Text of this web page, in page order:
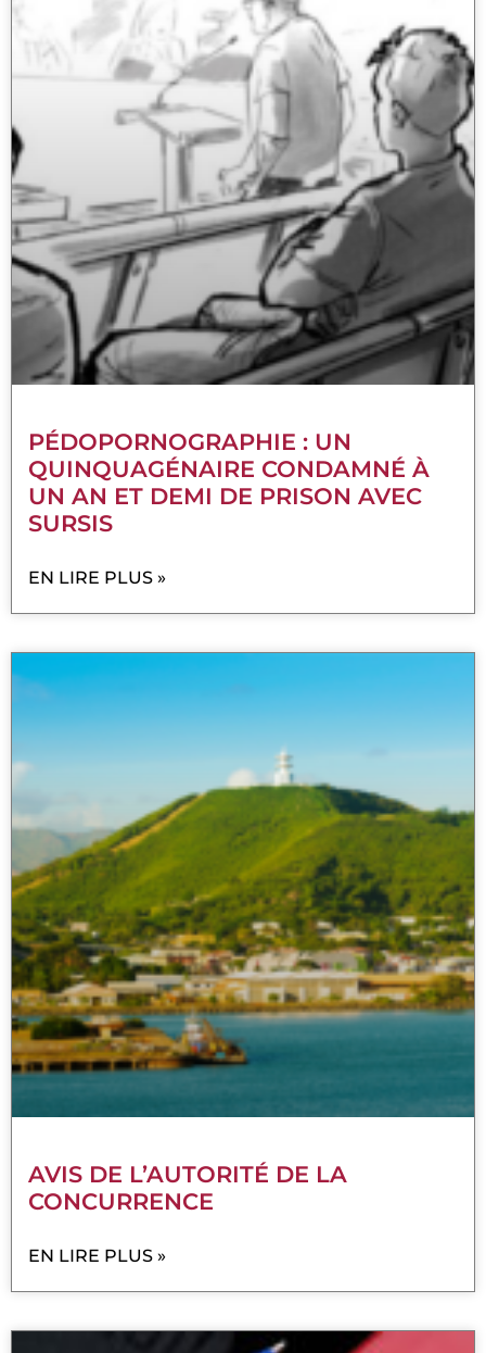
PÉDOPORNOGRAPHIE : UN
QUINQUAGÉNAIRE CONDAMNÉ À
UN AN ET DEMI DE PRISON AVEC
SURSIS
EN LIRE PLUS »
AVIS DE L’AUTORITÉ DE LA
CONCURRENCE
EN LIRE PLUS »